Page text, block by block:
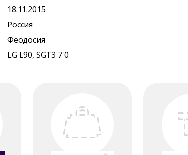
18.11.2015
Россия
Феодосия
LG L90, SGT3 7'0